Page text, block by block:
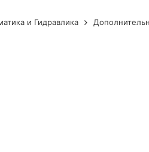
и Гидравлика